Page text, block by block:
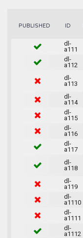
PUBLISHED ID
dl-
a111
dl-
a112
dl-
a113
dl-
a114
dl-
a115
dl-
a116
dl-
a117
dl-
a118
dl-
a119
dl-
a1110
dl-
a1111
dl-
a1112